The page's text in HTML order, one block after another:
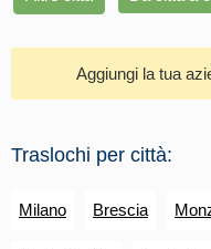
Aggiungi la tua
Traslochi per città:
Milano Brescia